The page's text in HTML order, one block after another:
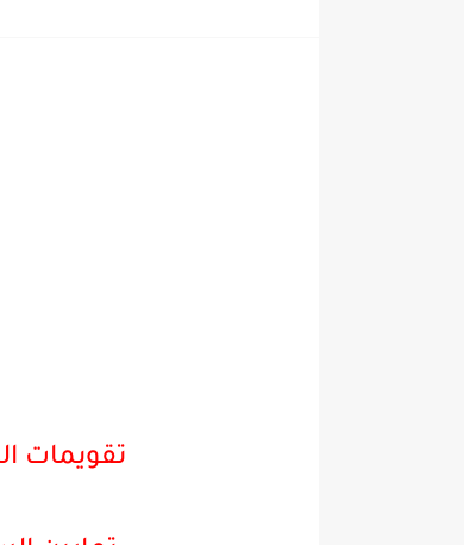
تقويمات